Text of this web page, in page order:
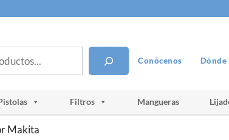
Conócenos Dónde
Filtros Mangueras
Makita